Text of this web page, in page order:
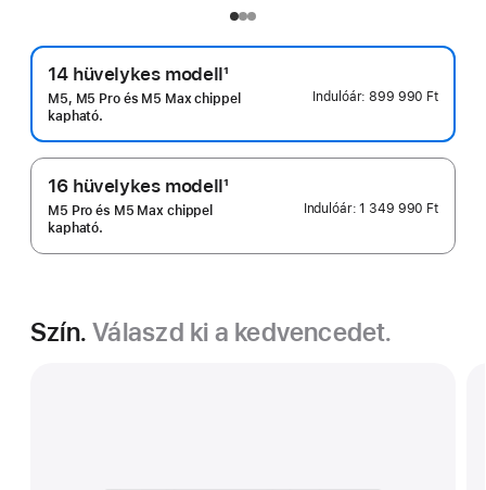
14 hüvelykes modell
Lábjegyzet
1
M5, M5 Pro és M5 Max chippel
kapható.
Indulóár:899 990 Ft
16 hüvelykes modell
Lábjegyzet
1
M5 Pro és M5 Max chippel
kapható.
Indulóár:1 349 990 Ft
Szín.Válaszd ki a kedvencedet.